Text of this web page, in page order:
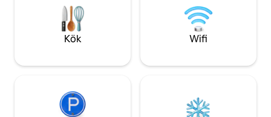
för en romantisk semester, en kulturell
upplevelse eller bara för att njuta av de
lokala barerna och kaféerna.
Mycket
Superhost!
Kök Wifi